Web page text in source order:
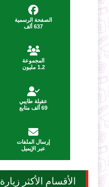
الصفحة الرسمية
637 ألف
المجموعة
1.2 مليون
عقيلة طايبي
69 ألف متابع
إرسال الملفات
عبر الإيميل
الأقسام الأكثر زيارة